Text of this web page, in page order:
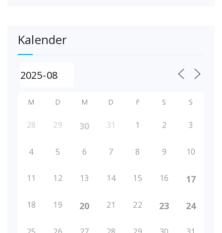
Kalender
M D M D F S S
28 29 30 31 1 2 3
4 5 6 7 8 9 10
11 12 13 14 15 16 17
18 19 20 21 22 23 24